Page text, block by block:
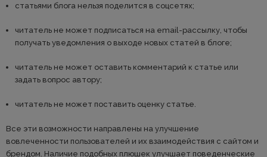
статьями блога нельзя поделится в соцсетях;
читатель не может подписаться на email-рассылку, чтобы
получать уведомления о выходе новых статей в блоге;
читатель не может оставить комментарий к статье или
задать вопрос автору;
читатель не может поставить оценку статье.
Все эти возможности направлены на улучшение
вовлеченности пользователей и их взаимодействия с сайтом и
брендом. Наличие подобных плюшек улучшает поведенческие